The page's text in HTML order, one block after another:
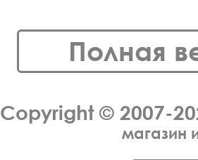
Полная
Copyright © 2007-
магазин